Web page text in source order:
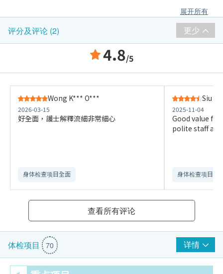
展开所有
评分及评论 (2) 更少
4.8/5
Wong K*** O***
2026-03-15
好全面，護士解釋流細非常細心
身体检查项目全面
Siu
2025-11-04
Good value
polite staff
身体检查项目全
查看所有评论
体检项目 70 详情